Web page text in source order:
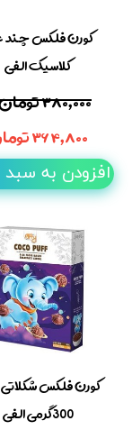
کورن فلکس چند
کلاسیک الفی
۳۸۰,۰۰۰ تومان
۳۶۴,۸۰۰ تومان
افزودن به سبد
کورن فلکس
300گرمی الفی